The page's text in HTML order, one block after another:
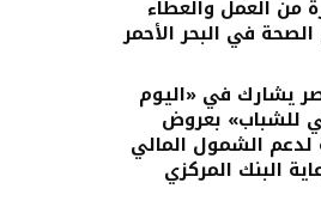
من العمل والعطاء
في البحر الأحمر
يشارك في «اليوم
للشباب» بعروض
لدعم الشمول المالي
البنك المركزي